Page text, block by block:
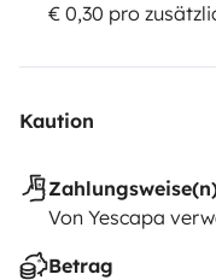
€ 0,30 pro
Kaution
Von Yescapa
Betrag